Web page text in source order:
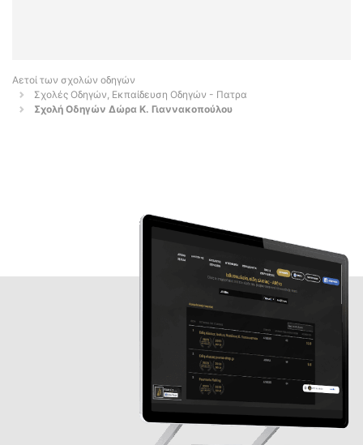
Αετοί των σχολών οδηγών
Σχολές Οδηγών, Εκπαίδευση Οδηγών - Πατρα
Σχολή Οδηγών Δώρα Κ. Γιαννακοπούλου